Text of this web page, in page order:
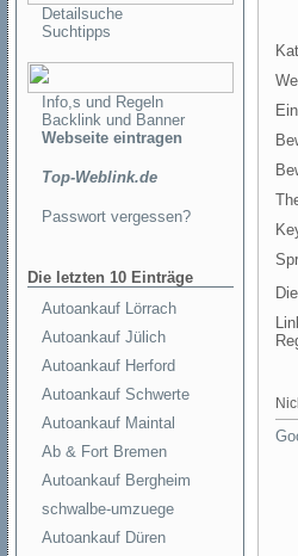
Detailsuche
Suchtipps
Info,s und Regeln
Backlink und Banner
Webseite eintragen
Top-Weblink.de
Passwort vergessen?
Die letzten 10 Einträge
Autoankauf Lörrach
Autoankauf Jülich
Autoankauf Herford
Autoankauf Schwerte
Autoankauf Maintal
Ab & Fort Bremen
Autoankauf Bergheim
schwalbe-umzuege
Autoankauf Düren